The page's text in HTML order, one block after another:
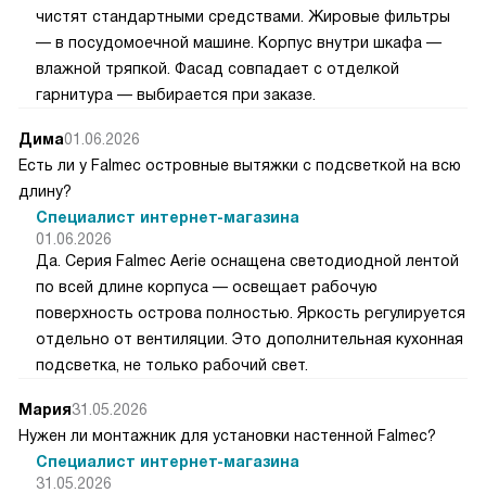
чистят стандартными средствами. Жировые фильтры
— в посудомоечной машине. Корпус внутри шкафа —
влажной тряпкой. Фасад совпадает с отделкой
гарнитура — выбирается при заказе.
Дима01.06.2026
Есть ли у Falmec островные вытяжки с подсветкой на всю
длину?
Специалист интернет-магазина
01.06.2026
Да. Серия Falmec Aerie оснащена светодиодной лентой
по всей длине корпуса — освещает рабочую
поверхность острова полностью. Яркость регулируется
отдельно от вентиляции. Это дополнительная кухонная
подсветка, не только рабочий свет.
Мария31.05.2026
Нужен ли монтажник для установки настенной Falmec?
Специалист интернет-магазина
31.05.2026